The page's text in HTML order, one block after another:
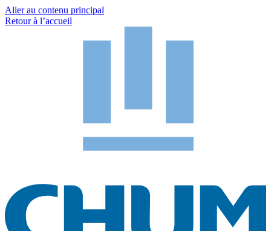
Aller au contenu principal
Retour à l’accueil